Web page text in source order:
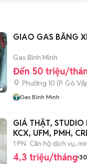
GIAO GAS BẰNG
Gas Bình Minh
Đến 50 triệu/
Phường 10 (P. Gò
Gas Bình Minh
GIÁ THẬT,
KCX, UFM, PMH,
1 PN Căn hộ dịch vụ,
4,3 triệu/tháng